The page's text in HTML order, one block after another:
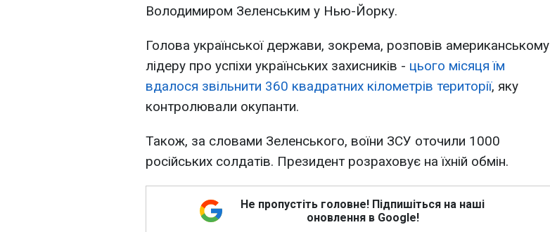
Володимиром Зеленським у Нью-Йорку.
Голова української держави, зокрема, розповів американському
лідеру про успіхи українських захисників - цього місяця їм
вдалося звільнити 360 квадратних кілометрів території, яку
контролювали окупанти.
Також, за словами Зеленського, воїни ЗСУ оточили 1000
російських солдатів. Президент розраховує на їхній обмін.
Не пропустіть головне! Підпишіться на наші
оновлення в Google!